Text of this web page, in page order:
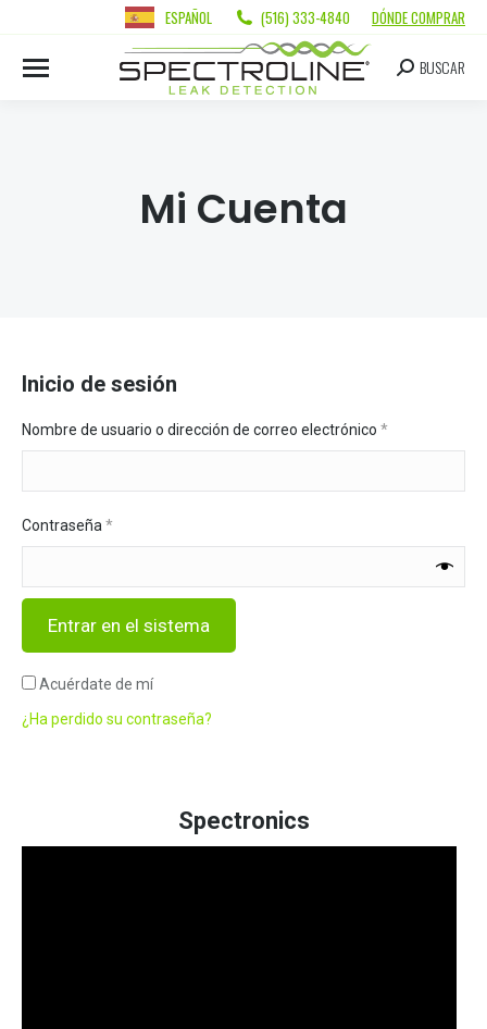
ESPAÑOL (516) 333-4840 DÓNDE COMPRAR
BUSCAR
Mi Cuenta
Inicio de sesión
Nombre de usuario o dirección de correo electrónico *
Contraseña *
Entrar en el sistema
Acuérdate de mí
¿Ha perdido su contraseña?
Spectronics